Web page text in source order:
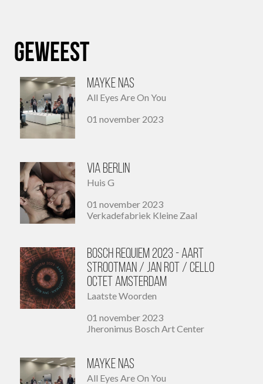
Geweest
Mayke Nas
All Eyes Are On You
01 november 2023
Via Berlin
Huis G
01 november 2023
Verkadefabriek Kleine Zaal
Bosch Requiem 2023 - Aart
Strootman / Jan Rot / Cello
Octet Amsterdam
Laatste Woorden
01 november 2023
Jheronimus Bosch Art Center
Mayke Nas
All Eyes Are On You